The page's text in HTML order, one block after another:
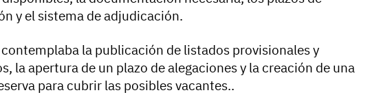
y el sistema de adjudicación.
la publicación de listados provisionales y
la apertura de un plazo de alegaciones y la creación de una
para cubrir las posibles vacantes..